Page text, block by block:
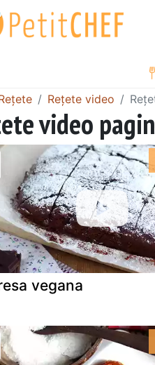
Rețete video
video
vegana